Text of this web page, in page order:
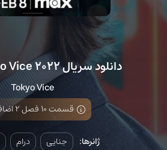
دانلود سریال Tokyo Vice 2022
Tokyo Vice
قسمت 10 فصل 2 اضافه شد
ژانرها: جنایی درام